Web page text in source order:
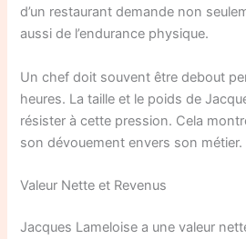
d’un restaurant demande non
aussi de l’endurance physique.
Un chef doit souvent être debout
heures. La taille et le poids de
résister à cette pression. Cela
son dévouement envers son métier.
Valeur Nette et Revenus
Jacques Lameloise a une valeur